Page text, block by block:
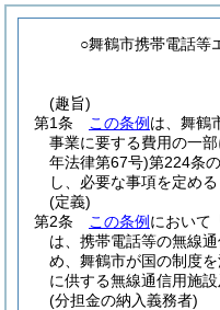
○舞鶴市携帯電話等
(趣旨)
第1条
この条例 は、舞鶴
事業に要する費用の一
年法律第67号)第224条
し、必要な事項を定める
(定義)
第2条
この条例 において
は、携帯電話等の無線
め、舞鶴市が国の制度
に供する無線通信用施
(分担金の納入義務者)